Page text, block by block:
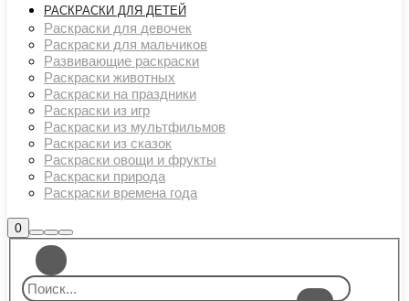
РАСКРАСКИ ДЛЯ ДЕТЕЙ
Раскраски для девочек
Раскраски для мальчиков
Развивающие раскраски
Раскраски животных
Раскраски на праздники
Раскраски из игр
Раскраски из мультфильмов
Раскраски из сказок
Раскраски овощи и фрукты
Раскраски природа
Раскраски времена года
0Боковая
панель
магазина
Найти
Больше
информации
Главное
меню